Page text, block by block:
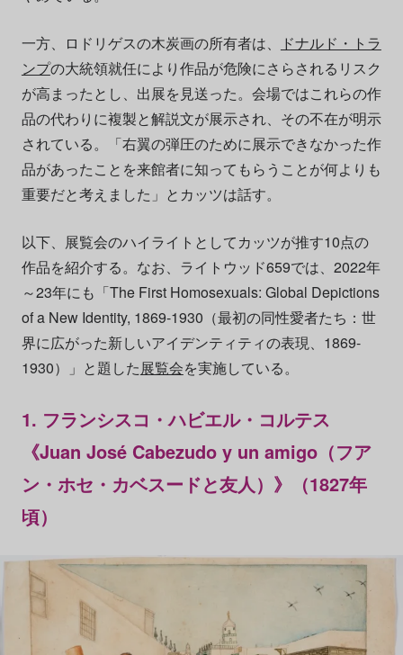
一方、ロドリゲスの木炭画の所有者は、
ドナルド・トラ
ンプの大統領就任により作品が危険にさらされるリスク
が高まったとし、出展を見送った。会場ではこれらの作
品の代わりに複製と解説文が展示され、その不在が明示
されている。「右翼の弾圧のために展示できなかった作
品があったことを来館者に知ってもらうことが何よりも
重要だと考えました」とカッツは話す。
以下、展覧会のハイライトとしてカッツが推す10点の
作品を紹介する。なお、ライトウッド659では、2022年
～23年にも「The First Homosexuals: Global Depictions
of a New Identity, 1869-1930（最初の同性愛者たち：世
界に広がった新しいアイデンティティの表現、1869-
1930）」と題した展覧会を実施している。
1. フランシスコ・ハビエル・コルテス
《Juan José Cabezudo y un amigo（フア
ン・ホセ・カベスードと友人）》（1827年
頃）